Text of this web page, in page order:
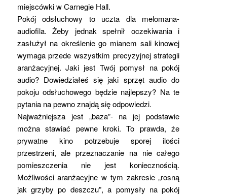
miejscówki w Carnegie Hall.
Pokój odsłuchowy to uczta dla melomana-
audiofila. Żeby jednak spełnił oczekiwania i
zasłużył na określenie go mianem sali kinowej
wymaga przede wszystkim precyzyjnej strategii
aranżacyjnej. Jaki jest Twój pomysł na pokój
audio? Dowiedziałeś się jaki sprzęt audio do
pokoju odsłuchowego będzie najlepszy? Na te
pytania na pewno znajdą się odpowiedzi.
Najważniejsza jest „baza”- na jej podstawie
można stawiać pewne kroki. To prawda, że
prywatne kino potrzebuje sporej ilości
przestrzeni, ale przeznaczanie na nie całego
pomieszczenia nie jest koniecznością.
Możliwości aranżacyjne w tym zakresie „rosną
jak grzyby po deszczu”, a pomysły na pokój